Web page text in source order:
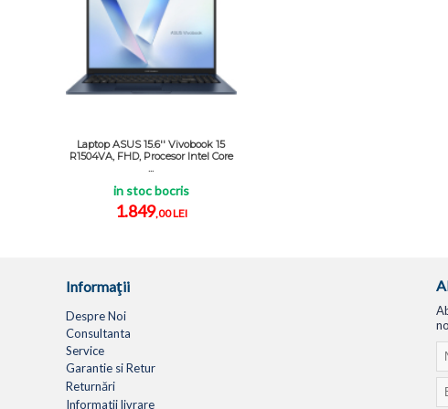
Laptop ASUS 15.6'' Vivobook 15
R1504VA, FHD, Procesor Intel Core
...
in stoc bocris
1.849,00 LEI
Informaţii
Despre Noi
Consultanta
Service
Garantie si Retur
Returnări
Informatii livrare